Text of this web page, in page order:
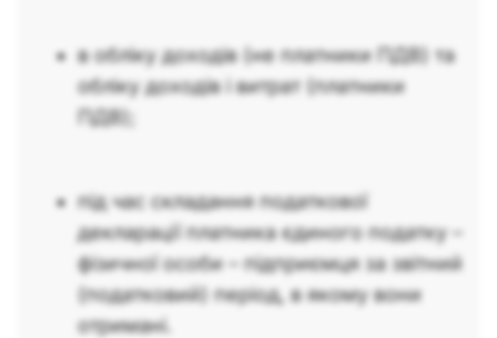
в обліку доходів (не платники ПДВ) та
обліку доходів і витрат (платники
ПДВ);
під час складання податкової
декларації платника єдиного податку –
фізичної особи – підприємця за звітний
(податковий) період, в якому вони
отримані.